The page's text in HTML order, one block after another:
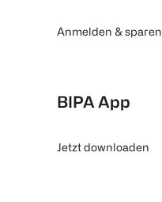
Anmelden & sparen
BIPA App
Jetzt downloaden